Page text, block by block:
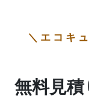
＼エコキ
無料見